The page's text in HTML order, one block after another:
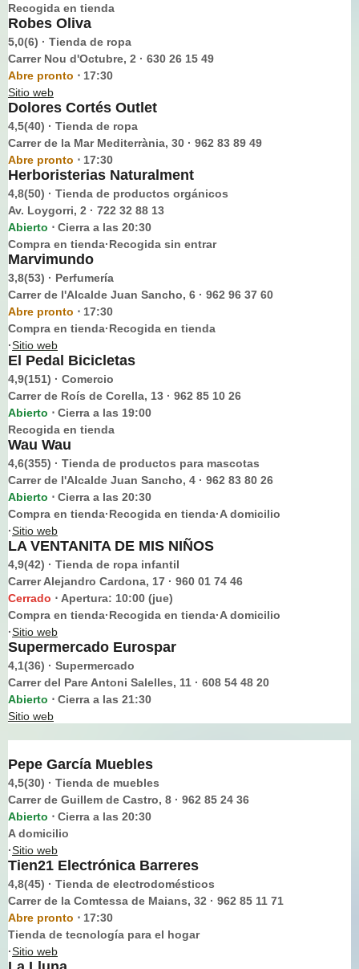
Recogida en tienda
Robes Oliva
5,0(6) · Tienda de ropa
Carrer Nou d'Octubre, 2 · 630 26 15 49
Abre pronto ⋅ 17:30
Sitio web
Dolores Cortés Outlet
4,5(40) · Tienda de ropa
Carrer de la Mar Mediterrània, 30 · 962 83 89 49
Abre pronto ⋅ 17:30
Herboristerias Naturalment
4,8(50) · Tienda de productos orgánicos
Av. Loygorri, 2 · 722 32 88 13
Abierto ⋅ Cierra a las 20:30
Compra en tienda·Recogida sin entrar
Marvimundo
3,8(53) · Perfumería
Carrer de l'Alcalde Juan Sancho, 6 · 962 96 37 60
Abre pronto ⋅ 17:30
Compra en tienda·Recogida en tienda
·Sitio web
El Pedal Bicicletas
4,9(151) · Comercio
Carrer de Roís de Corella, 13 · 962 85 10 26
Abierto ⋅ Cierra a las 19:00
Recogida en tienda
Wau Wau
4,6(355) · Tienda de productos para mascotas
Carrer de l'Alcalde Juan Sancho, 4 · 962 83 80 26
Abierto ⋅ Cierra a las 20:30
Compra en tienda·Recogida en tienda·A domicilio
·Sitio web
LA VENTANITA DE MIS NIÑOS
4,9(42) · Tienda de ropa infantil
Carrer Alejandro Cardona, 17 · 960 01 74 46
Cerrado ⋅ Apertura: 10:00 (jue)
Compra en tienda·Recogida en tienda·A domicilio
·Sitio web
Supermercado Eurospar
4,1(36) · Supermercado
Carrer del Pare Antoni Salelles, 11 · 608 54 48 20
Abierto ⋅ Cierra a las 21:30
Sitio web
Pepe García Muebles
4,5(30) · Tienda de muebles
Carrer de Guillem de Castro, 8 · 962 85 24 36
Abierto ⋅ Cierra a las 20:30
A domicilio
·Sitio web
Tien21 Electrónica Barreres
4,8(45) · Tienda de electrodomésticos
Carrer de la Comtessa de Maians, 32 · 962 85 11 71
Abre pronto ⋅ 17:30
Tienda de tecnología para el hogar
·Sitio web